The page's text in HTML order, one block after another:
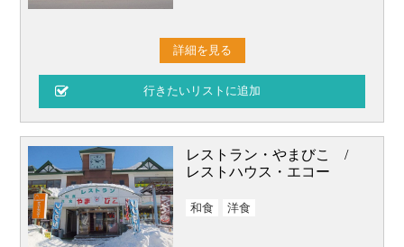
詳細を見る
レストラン・やまびこ /
レストハウス・エコー
和食 洋食